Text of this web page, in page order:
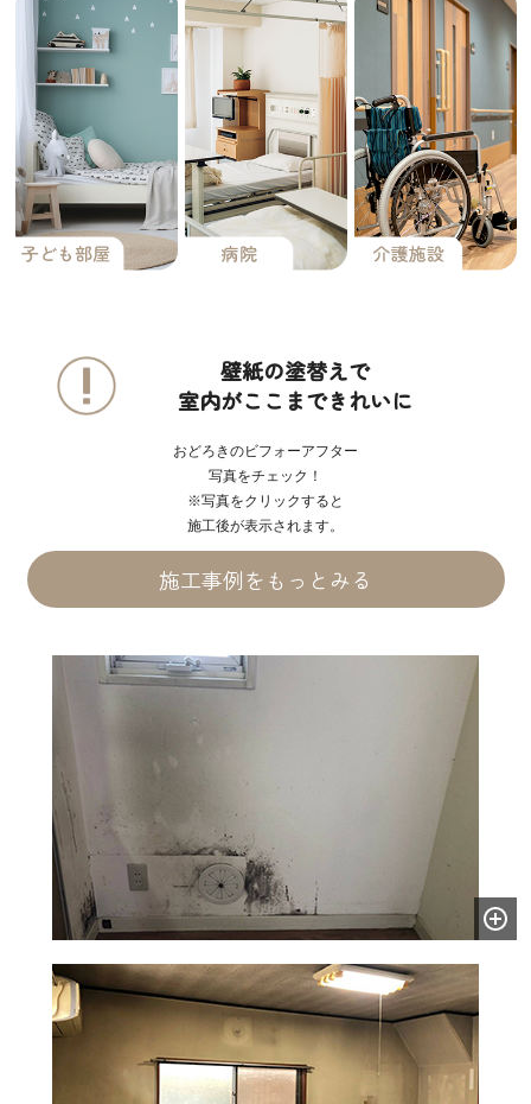
壁紙の塗替えで
室内がここまできれいに
おどろきのビフォーアフター
写真をチェック！
※写真をクリックすると
施工後が表示されます。
施工事例をもっとみる